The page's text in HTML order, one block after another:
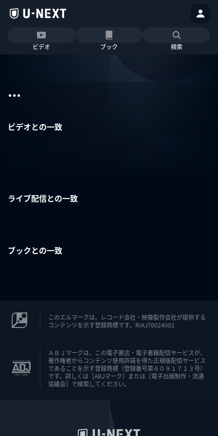
ビデオ ブック 検索
...
ビデオとの一致
ライブ配信との一致
ブックとの一致
このエルマークは、レコード会社・映像製作会社が提供する
コンテンツを示す登録商標です。RIAJ70024001
ＡＢＪマークは、この電子書店・電子書籍配信サービスが、
著作権者からコンテンツ使用許諾を得た正規版配信サービス
であることを示す登録商標（登録番号第６０９１７１３号）
です。詳しくは［ABJマーク］または［電子出版制作・流通
協議会］で検索してください。